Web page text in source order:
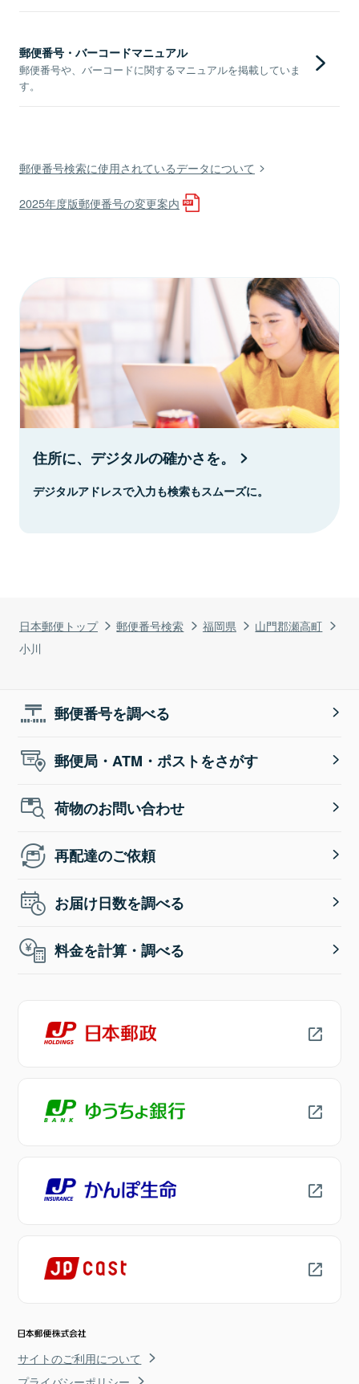
日本郵便トップ 郵便番号検索 福岡県
山門郡瀬高町
小川
郵便番号・バーコードマニュアル
郵便番号や、バーコードに関するマニュアルを掲載していま
す。
郵便番号検索に使用されているデータについて
2025年度版郵便番号の変更案内
住所に、デジタルの確かさを。
デジタルアドレスで入力も検索もスムーズに。
郵便番号を調べる
郵便局・ATM・ポストをさがす
荷物のお問い合わせ
再配達のご依頼
お届け日数を調べる
料金を計算・調べる
サイトのご利用について